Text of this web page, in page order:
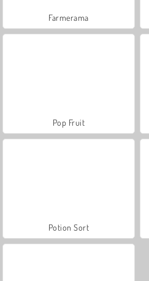
Farmerama
Pop Fruit
Potion Sort